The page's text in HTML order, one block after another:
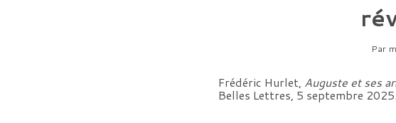
Par
Frédéric Hurlet, Auguste et ses
Belles Lettres, 5 septembre 2025.